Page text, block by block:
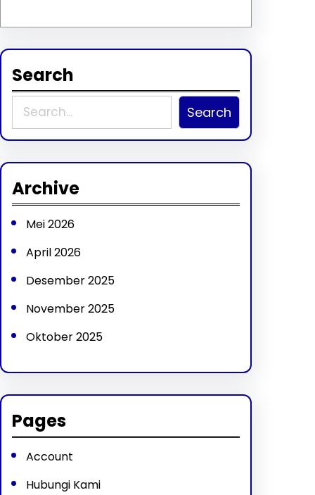
Search
e
c
Search
Archive
Mei 2026
April 2026
Desember 2025
November 2025
Oktober 2025
Pages
Account
Hubungi Kami